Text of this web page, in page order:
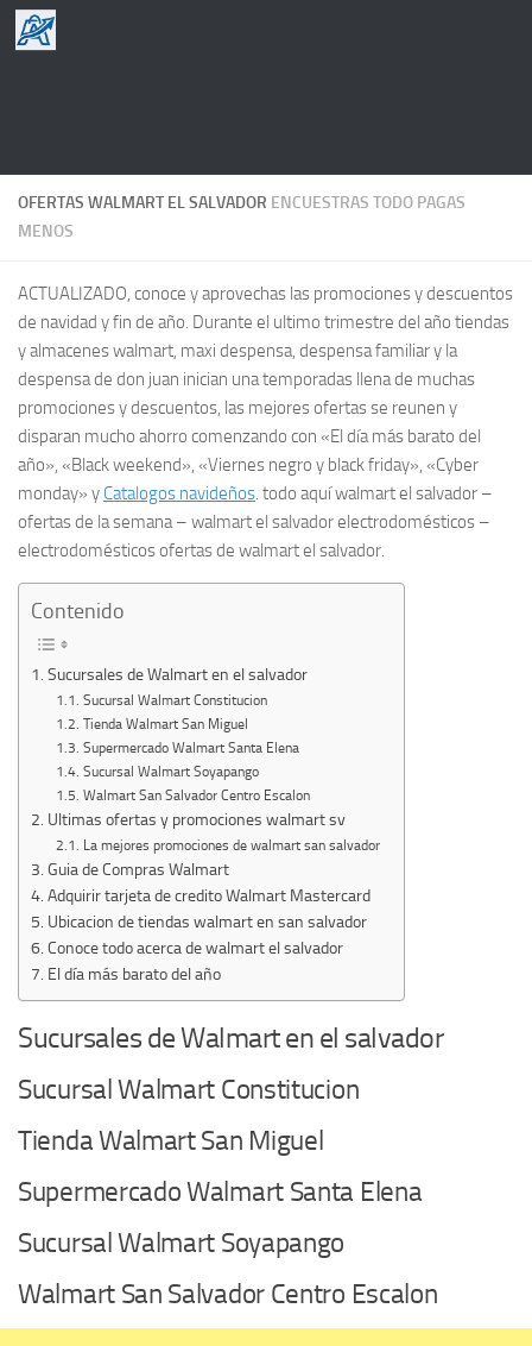
Saltar al contenido
OFERTAS WALMART EL SALVADOR ENCUESTRAS TODO PAGAS
MENOS
ACTUALIZADO, conoce y aprovechas las promociones y descuentos
de navidad y fin de año. Durante el ultimo trimestre del año tiendas
y almacenes walmart, maxi despensa, despensa familiar y la
despensa de don juan inician una temporadas llena de muchas
promociones y descuentos, las mejores ofertas se reunen y
disparan mucho ahorro comenzando con «El día más barato del
año», «Black weekend», «Viernes negro y black friday», «Cyber
monday» y Catalogos navideños. todo aquí walmart el salvador –
ofertas de la semana – walmart el salvador electrodomésticos –
electrodomésticos ofertas de walmart el salvador.
Contenido
Sucursales de Walmart en el salvador
Sucursal Walmart Constitucion
Tienda Walmart San Miguel
Supermercado Walmart Santa Elena
Sucursal Walmart Soyapango
Walmart San Salvador Centro Escalon
Ultimas ofertas y promociones walmart sv
La mejores promociones de walmart san salvador
Guia de Compras Walmart
Adquirir tarjeta de credito Walmart Mastercard
Ubicacion de tiendas walmart en san salvador
Conoce todo acerca de walmart el salvador
El día más barato del año
Sucursales de Walmart en el salvador
Sucursal Walmart Constitucion
Tienda Walmart San Miguel
Supermercado Walmart Santa Elena
Sucursal Walmart Soyapango
Walmart San Salvador Centro Escalon